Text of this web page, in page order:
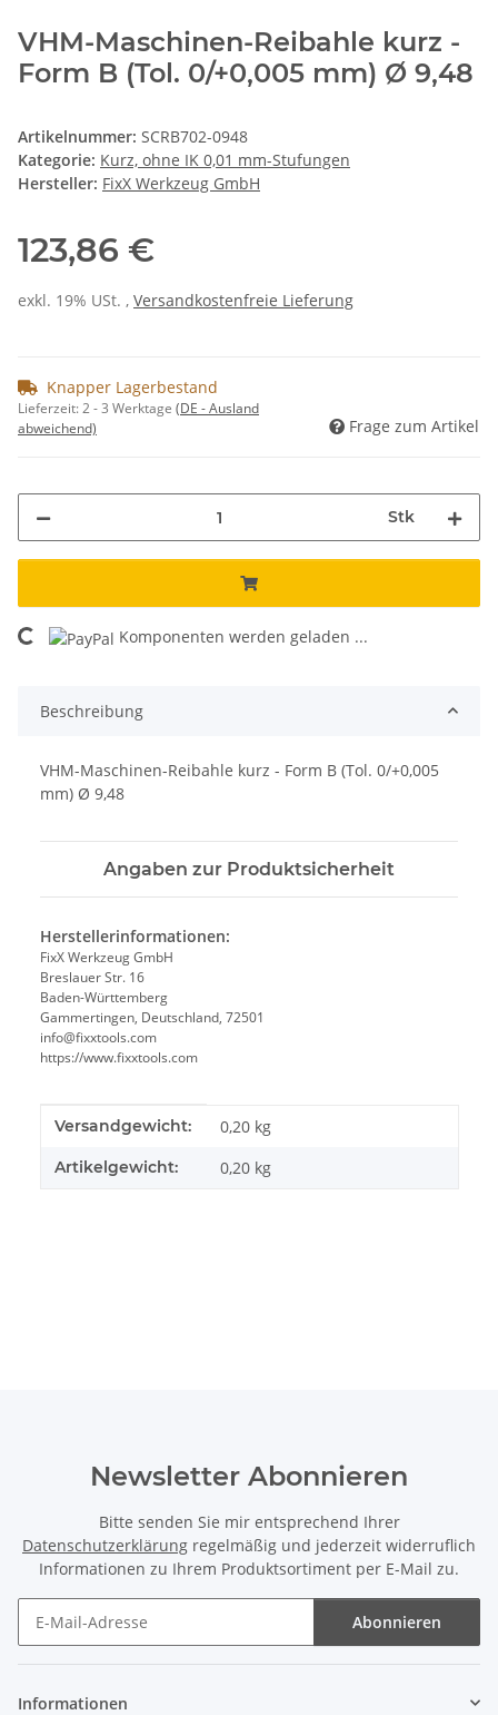
VHM-Maschinen-Reibahle kurz -
Form B (Tol. 0/+0,005 mm) Ø 9,48
Artikelnummer: SCRB702-0948
Kategorie: Kurz, ohne IK 0,01 mm-Stufungen
Hersteller: FixX Werkzeug GmbH
123,86 €
exkl. 19% USt. , Versandkostenfreie Lieferung
Knapper Lagerbestand
Lieferzeit:2 - 3 Werktage (DE - Ausland
abweichend)
Frage zum Artikel
Stk
Loading... Komponenten werden geladen ...
Beschreibung
VHM-Maschinen-Reibahle kurz - Form B (Tol. 0/+0,005
mm) Ø 9,48
Angaben zur Produktsicherheit
Herstellerinformationen:
FixX Werkzeug GmbH
Breslauer Str. 16
Baden-Württemberg
Gammertingen, Deutschland, 72501
info@fixxtools.com
https://www.fixxtools.com
Produkteigenschaft
Wert
Versandgewicht: 0,20 kg
Artikelgewicht: 0,20 kg
Newsletter Abonnieren
Bitte senden Sie mir entsprechend Ihrer
Datenschutzerklärung regelmäßig und jederzeit widerruflich
Informationen zu Ihrem Produktsortiment per E-Mail zu.
Abonnieren
Informationen